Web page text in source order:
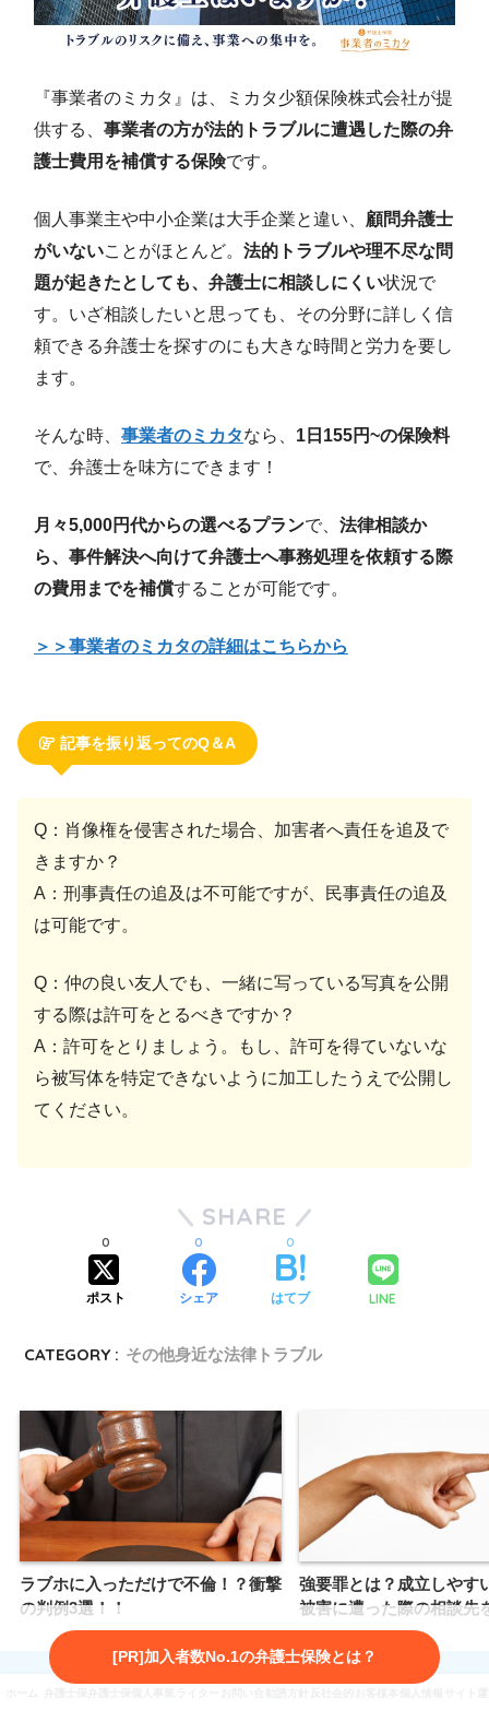
『事業者のミカタ』は、ミカタ少額保険株式会社が提
供する、 事業者の方が法的トラブルに遭遇した際の弁
護士費用を補償する保険です。
個人事業主や中小企業は大手企業と違い、 顧問弁護士
がいないことがほとんど。 法的トラブルや理不尽な問
題が起きたとしても、弁護士に相談しにくい状況で
す。いざ相談したいと思っても、その分野に詳しく信
頼できる弁護士を探すのにも大きな時間と労力を要し
ます。
そんな時、 事業者のミカタなら、 1日155円~の保険料
で、弁護士を味方にできます！
月々5,000円代からの選べるプランで、 法律相談か
ら、事件解決へ向けて弁護士へ事務処理を依頼する際
の費用までを補償することが可能です。
＞＞事業者のミカタの詳細はこちらから
記事を振り返ってのQ＆A
Q：肖像権を侵害された場合、加害者へ責任を追及で
きますか？
A：刑事責任の追及は不可能ですが、民事責任の追及
は可能です。
Q：仲の良い友人でも、一緒に写っている写真を公開
する際は許可をとるべきですか？
A：許可をとりましょう。もし、許可を得ていないな
ら被写体を特定できないように加工したうえで公開し
てください。
SHARE
ポスト
0
シェア
0
はてブ
0
LINE
CATEGORY : その他身近な法律トラブル
ラブホに入っただけで不倫！？衝撃
の判例3選！！
強要罪とは？成立しやす
被害に遭った際の相談先
[PR]加入者数No.1の弁護士保険とは？